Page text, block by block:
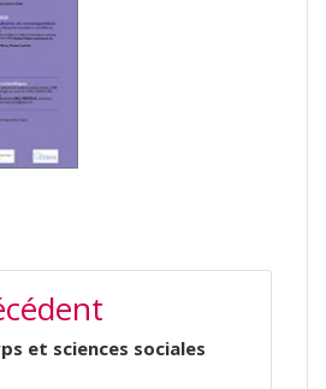
et sciences sociales